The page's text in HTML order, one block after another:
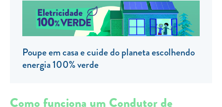
EFICIÊNCIA ENERGÉTICA
FRAUDE E SEGURANÇA
Preços de referência
Documentos úteis
Livro de reclamações
Poupe em casa e cuide do planeta escolhendo
energia 100% verde
Como funciona um Condutor de